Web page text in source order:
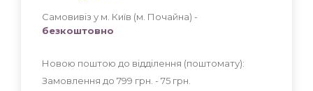
Самовивіз у м. Київ (м. Почайна) -
безкоштовно
Новою поштою до відділення (поштомату):
Замовлення до 799 грн. - 75 грн